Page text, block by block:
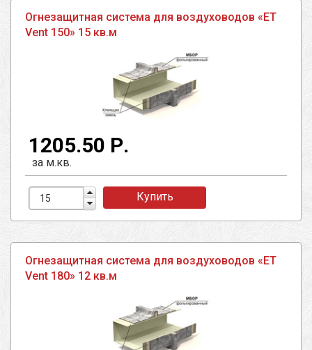
Огнезащитная система для воздуховодов «ET
Vent 150» 15 кв.м
1205.50 Р.
за м.кв.
Купить
Огнезащитная система для воздуховодов «ET
Vent 180» 12 кв.м